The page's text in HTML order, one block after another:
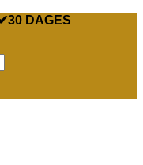
DAGES